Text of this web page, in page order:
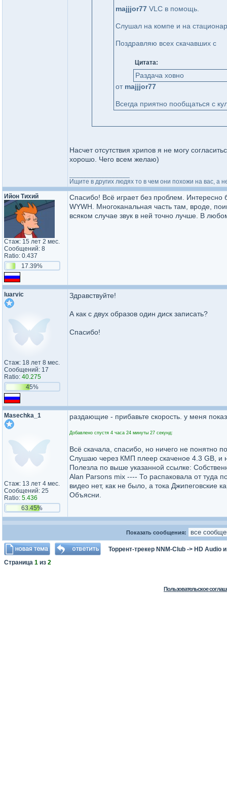
majjjor77 VLC в помощь.
Слушал на компе и на
Поздравляю всех скачавших с
Цитата:
Раздача ховно
от majjjor77
Всегда приятно пообщаться с
Насчет отсутствия хрипов я не могу
хорошо. Чего всем желаю)
Ищите в других людях то в чем они похожи на вас, а
Ийон Тихий
Стаж: 15 лет 2 мес.
Сообщений: 8
Ratio: 0.437
17.39%
Спасибо! Всё играет без проблем.
WYWH. Многоканальная часть там, вроде,
всяком случае звук в ней точно лучше. В
luarvic
Стаж: 18 лет 8 мес.
Сообщений: 17
Ratio: 40.275
45%
Здравствуйте!
А как с двух образов один диск записать?
Спасибо!
Masechka_1
Стаж: 13 лет 4 мес.
Сообщений: 25
Ratio: 5.436
63.45%
раздающие - прибавьте скорость. у меня
Добавлено спустя 4 часа 24 минуты 27 секунд:
Всё скачала, спасибо, но ничего не понятно
Слушаю через КМП плеер скаченое 4.3 GB, и
Полезла по выше указанной ссылке:
Alan Parsons mix ---- То распаковала от туда
видео нет, как не было, а тока Джипеговские
Объясни.
Показать сообщения:
Торрент-трекер NNM-Club -> HD Audio
Страница 1 из 2
Пользовательское